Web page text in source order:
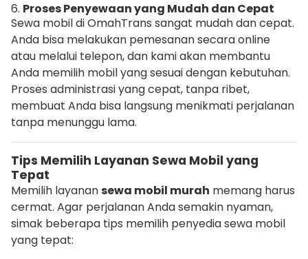
6. Proses Penyewaan yang Mudah dan Cepat
Sewa mobil di OmahTrans sangat mudah dan cepat.
Anda bisa melakukan pemesanan secara online
atau melalui telepon, dan kami akan membantu
Anda memilih mobil yang sesuai dengan kebutuhan.
Proses administrasi yang cepat, tanpa ribet,
membuat Anda bisa langsung menikmati perjalanan
tanpa menunggu lama.
Tips Memilih Layanan Sewa Mobil yang
Tepat
Memilih layanansewa mobil murah memang harus
cermat. Agar perjalanan Anda semakin nyaman,
simak beberapa tips memilih penyedia sewa mobil
yang tepat: